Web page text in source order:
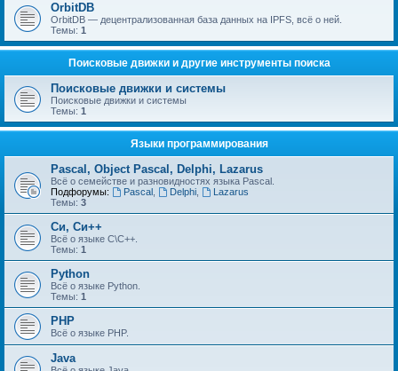
OrbitDB
OrbitDB — децентрализованная база данных на IPFS, всё о ней.
Темы: 1
Поисковые движки и другие инструменты поиска
Поисковые движки и системы
Поисковые движки и системы
Темы: 1
Языки программирования
Pascal, Object Pascal, Delphi, Lazarus
Всё о семействе и разновидностях языка Pascal.
Подфорумы:
Pascal, Delphi,
Lazarus
Темы: 3
Си, Си++
Всё о языке С\С++.
Темы: 1
Python
Всё о языке Python.
Темы: 1
PHP
Всё о языке PHP.
Java